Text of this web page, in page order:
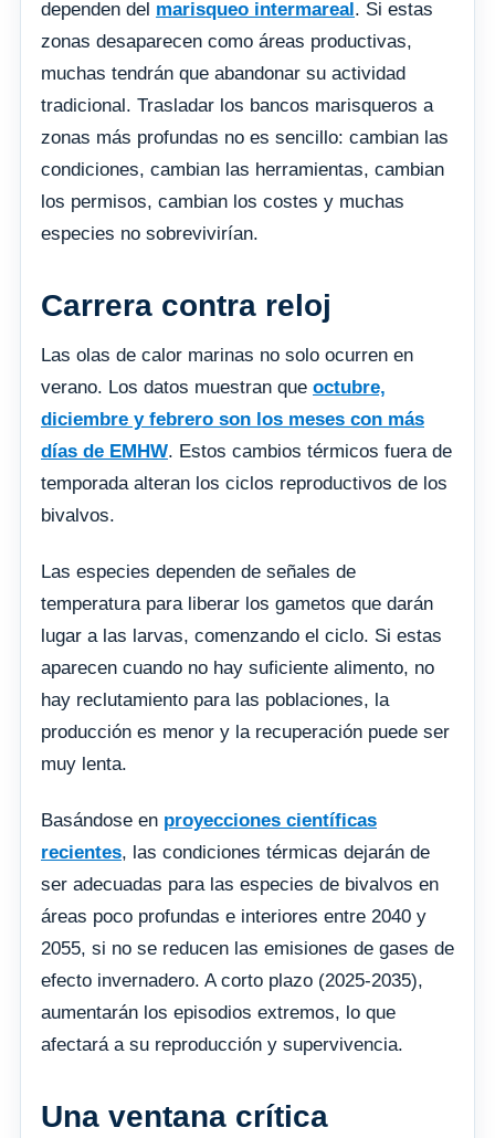
dependen del marisqueo intermareal . Si estas
zonas desaparecen como áreas productivas,
muchas tendrán que abandonar su actividad
tradicional. Trasladar los bancos marisqueros a
zonas más profundas no es sencillo: cambian las
condiciones, cambian las herramientas, cambian
los permisos, cambian los costes y muchas
especies no sobrevivirían.
Carrera contra reloj
Las olas de calor marinas no solo ocurren en
verano. Los datos muestran que octubre,
diciembre y febrero son los meses con más
días de EMHW. Estos cambios térmicos fuera de
temporada alteran los ciclos reproductivos de los
bivalvos.
Las especies dependen de señales de
temperatura para liberar los gametos que darán
lugar a las larvas, comenzando el ciclo. Si estas
aparecen cuando no hay suficiente alimento, no
hay reclutamiento para las poblaciones, la
producción es menor y la recuperación puede ser
muy lenta.
Basándose en proyecciones científicas
recientes, las condiciones térmicas dejarán de
ser adecuadas para las especies de bivalvos en
áreas poco profundas e interiores entre 2040 y
2055, si no se reducen las emisiones de gases de
efecto invernadero. A corto plazo (2025-2035),
aumentarán los episodios extremos, lo que
afectará a su reproducción y supervivencia.
Una ventana crítica